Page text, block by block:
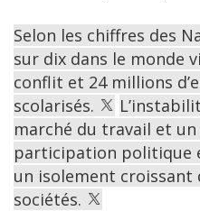
Selon les chiffres des
sur dix dans le monde
conflit et 24 millions
scolarisés.
marché du travail et
participation politique
un isolement croissant
sociétés.